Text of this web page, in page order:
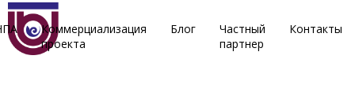
Коммерциализация
проекта
Блог
Частный
партнер
Контакты
13 июня, 2023